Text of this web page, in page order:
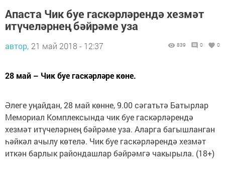
Апаста Чик буе гаскәрләрендә хезмәт
итүчеләрнең бәйрәме уза
автор, 21 май 2018 - 12:37 839 0 0
28 май – Чик буе гаскәрләре көне.
Әлеге уңайдан, 28 май көнне, 9.00 сәгатьтә Батырлар
Мемориал Комплексында чик буе гаскәрләрендә
хезмәт итүчеләрнең бәйрәме уза. Аларга багышланган
һәйкәл ачылу көтелә. Чик буе гаскәрләрендә хезмәт
иткән барлык райондашлар бәйрәмгә чакырыла. (18+)